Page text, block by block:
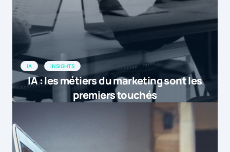
IA INSIGHTS
IA : les métiers du marketing sont les
premiers touchés